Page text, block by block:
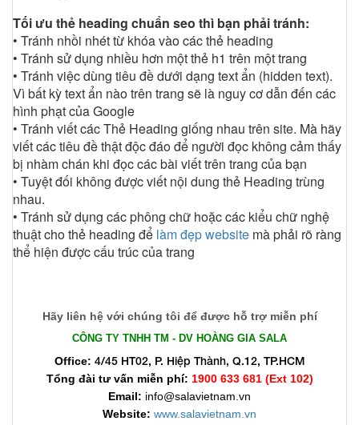
Tối ưu thẻ heading chuẩn seo thì bạn phải tránh:
• Tránh nhồi nhét từ khóa vào các thẻ heading
• Tránh sử dụng nhiều hơn một thẻ h1 trên một trang
• Tránh việc dùng tiêu đề dưới dạng text ẩn (hidden text).
Vì bất kỳ text ẩn nào trên trang sẽ là nguy cơ dẫn đến các
hình phạt của Google
• Tránh viết các Thẻ Heading giống nhau trên site. Mà hãy
viết các tiêu đề thật độc đáo để người đọc không cảm thấy
bị nhàm chán khi đọc các bài viết trên trang của bạn
• Tuyệt đối không được viết nội dung thẻ Heading trùng
nhau.
• Tránh sử dụng các phông chữ hoặc các kiểu chữ nghệ
thuật cho thẻ heading để làm đẹp website mà phải rõ ràng
thể hiện được cấu trúc của trang
Hãy liên hệ với chúng tôi để được hỗ trợ miễn phí
CÔNG TY TNHH TM - DV HOÀNG GIA SALA
Office: 4/45 HT02, P. Hiệp Thành, Q.12, TP.HCM
Tổng đài tư vấn miễn phí: 1900 633 681 (Ext 102)​
Email: info@salavietnam.vn
Website: www.salavietnam.vn